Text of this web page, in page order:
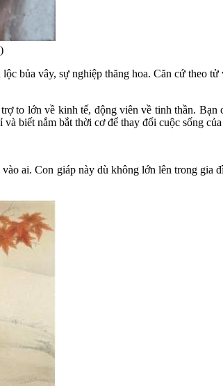
bủa vây, sự nghiệp thăng hoa. Căn cứ theo
to lớn về kinh tế, động viên về tinh thần.
biết nắm bắt thời cơ để thay đổi cuộc sống
ai. Con giáp này dù không lớn lên trong